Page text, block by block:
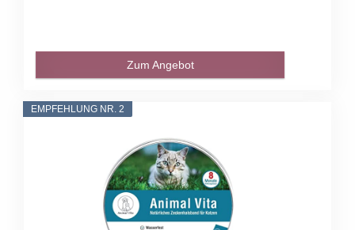
Zum Angebot
EMPFEHLUNG NR. 2